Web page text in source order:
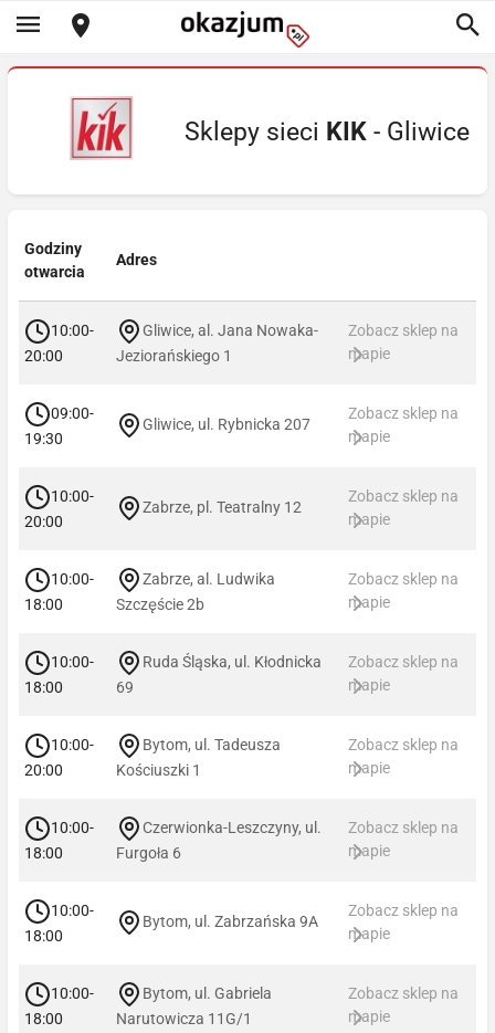
Sklepy sieci KIK - Gliwice
Godziny
otwarcia
Adres
10:00-
20:00
Gliwice, al. Jana Nowaka-
Jeziorańskiego 1
Zobacz sklep na
mapie
09:00-
19:30
Gliwice, ul. Rybnicka 207
Zobacz sklep na
mapie
10:00-
20:00
Zabrze, pl. Teatralny 12
Zobacz sklep na
mapie
10:00-
18:00
Zabrze, al. Ludwika
Szczęście 2b
Zobacz sklep na
mapie
10:00-
18:00
Ruda Śląska, ul. Kłodnicka
69
Zobacz sklep na
mapie
10:00-
20:00
Bytom, ul. Tadeusza
Kościuszki 1
Zobacz sklep na
mapie
10:00-
18:00
Czerwionka-Leszczyny, ul.
Furgoła 6
Zobacz sklep na
mapie
10:00-
18:00
Bytom, ul. Zabrzańska 9A
Zobacz sklep na
mapie
10:00-
18:00
Bytom, ul. Gabriela
Narutowicza 11G/1
Zobacz sklep na
mapie